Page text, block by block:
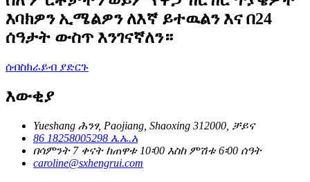
እባክዎን ኢሜልዎን ለእኛ ይተዉልን እና በ24
ሰዓታት ውስጥ እንገናኛለን።
ሰብስክራይብ ያድርጉ
እውቂያ
Yueshang ሕንፃ, Paojiang, Shaoxing 312000, ቻይና
86 18258005298 እ.ኤ.አ
በሳምንት 7 ቀናት ከጠዋቱ 10፡00 እስከ ምሽቱ 6፡00 ሰዓት
caroline@sxhengrui.com